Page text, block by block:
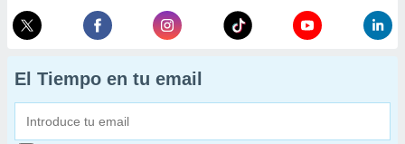
El Tiempo en tu email